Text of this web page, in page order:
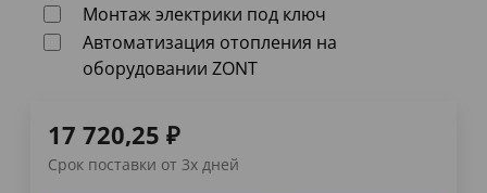
Монтаж электрики под ключ
Автоматизация отопления на
оборудовании ZONT
17 720,25 ₽
Срок поставки от 3х дней